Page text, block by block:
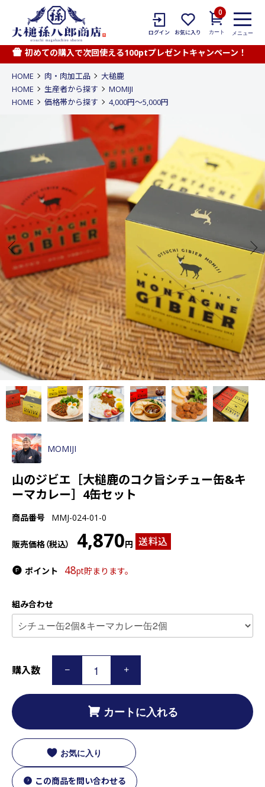
ログイン お気に入り
0
カート メニュー
初めての購入で次回使える100ptプレゼントキャンペーン！
HOME 肉・肉加工品
大槌鹿
HOME
生産者から探す
MOMIJI
HOME
価格帯から探す 4,000円〜5,000円
MOMIJI
山のジビエ［大槌鹿のコク旨シチュー缶&キ
ーマカレー］4缶セット
商品番号 MMJ-024-01-0
販売価格（税込） 4,870円 送料込
ポイント 48pt貯まります。
組み合わせ
購入数
カートに入れる
お気に入り
この商品を問い合わせる